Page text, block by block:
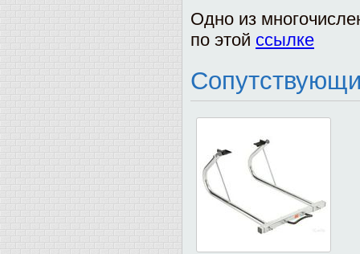
Одно из
по этой ссылке